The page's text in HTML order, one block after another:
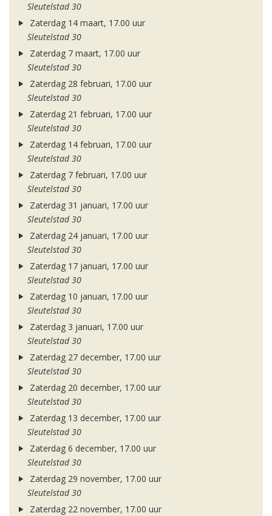
Sleutelstad 30
Zaterdag 14 maart, 17.00 uur
Sleutelstad 30
Zaterdag 7 maart, 17.00 uur
Sleutelstad 30
Zaterdag 28 februari, 17.00 uur
Sleutelstad 30
Zaterdag 21 februari, 17.00 uur
Sleutelstad 30
Zaterdag 14 februari, 17.00 uur
Sleutelstad 30
Zaterdag 7 februari, 17.00 uur
Sleutelstad 30
Zaterdag 31 januari, 17.00 uur
Sleutelstad 30
Zaterdag 24 januari, 17.00 uur
Sleutelstad 30
Zaterdag 17 januari, 17.00 uur
Sleutelstad 30
Zaterdag 10 januari, 17.00 uur
Sleutelstad 30
Zaterdag 3 januari, 17.00 uur
Sleutelstad 30
Zaterdag 27 december, 17.00 uur
Sleutelstad 30
Zaterdag 20 december, 17.00 uur
Sleutelstad 30
Zaterdag 13 december, 17.00 uur
Sleutelstad 30
Zaterdag 6 december, 17.00 uur
Sleutelstad 30
Zaterdag 29 november, 17.00 uur
Sleutelstad 30
Zaterdag 22 november, 17.00 uur